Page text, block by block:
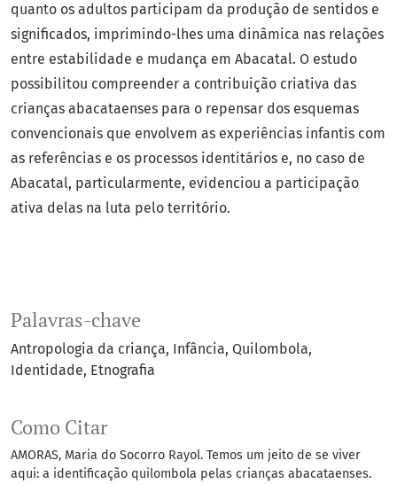
Palavras-chave
Antropologia da criança Infância Quilombola
Identidade Etnografia
Como Citar
AMORAS, Maria do Socorro Rayol. Temos um jeito de se viver
aqui: a identificação quilombola pelas crianças abacataenses.
quanto os adultos participam da produção de sentidos e
significados, imprimindo-lhes uma dinâmica nas relações
entre estabilidade e mudança em Abacatal. O estudo
possibilitou compreender a contribuição criativa das
crianças abacataenses para o repensar dos esquemas
convencionais que envolvem as experiências infantis com
as referências e os processos identitários e, no caso de
Abacatal, particularmente, evidenciou a participação
ativa delas na luta pelo território.